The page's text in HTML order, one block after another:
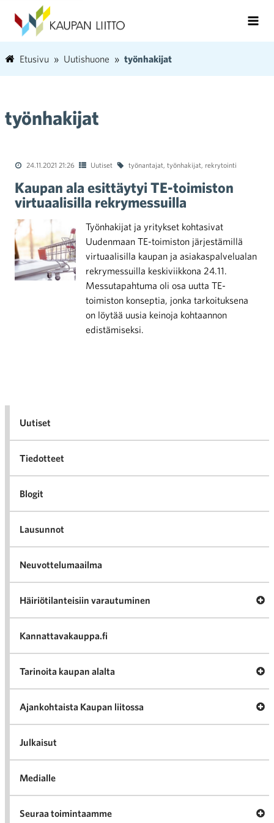
Etusivu Uutishuone työnhakijat
työnhakijat
24.11.2021 21:26 Uutiset työnantajat, työnhakijat, rekrytointi
Kaupan ala esittäytyi TE-toimiston
virtuaalisilla rekrymessuilla
Työnhakijat ja yritykset kohtasivat
Uudenmaan TE-toimiston järjestämillä
virtuaalisilla kaupan ja asiakaspalvelualan
rekrymessuilla keskiviikkona 24.11.
Messutapahtuma oli osa uutta TE-
toimiston konseptia, jonka tarkoituksena
on löytää uusia keinoja kohtaannon
edistämiseksi.
Uutiset
Tiedotteet
Blogit
Lausunnot
Neuvottelumaailma
Häiriötilanteisiin varautuminen
Kannattavakauppa.fi
Tarinoita kaupan alalta
Ajankohtaista Kaupan liitossa
Julkaisut
Medialle
Seuraa toimintaamme